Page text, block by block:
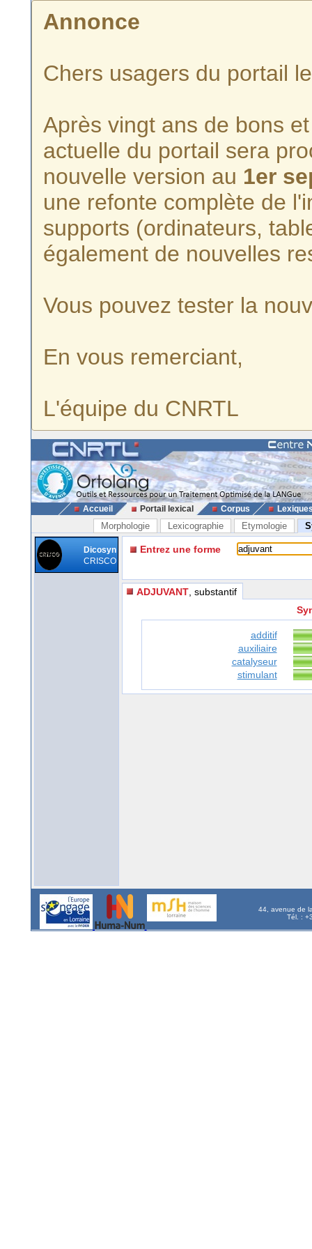
Annonce
Chers usagers du portail
Après vingt ans de bons
actuelle du portail sera
nouvelle version au 1er
une refonte complète de
supports (ordinateurs,
également de nouvelles
Vous pouvez tester la
En vous remerciant,
L'équipe du CNRTL
Accueil Portail lexical Corpus
Morphologie Lexicographie Etymologie
Dicosyn
CRISCO
Entrez une forme
ADJUVANT , substantif
additif
auxiliaire
catalyseur
stimulant
44, avenue de
Tél. :